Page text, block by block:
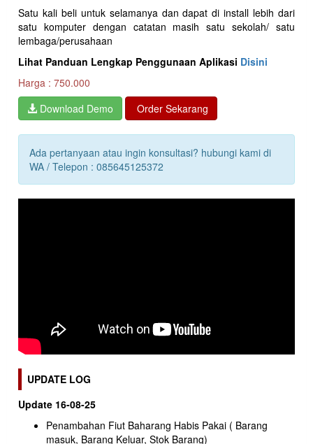
Satu kali beli untuk selamanya dan dapat di install lebih dari
satu komputer dengan catatan masih satu sekolah/ satu
lembaga/perusahaan
Lihat Panduan Lengkap Penggunaan Aplikasi Disini
Harga : 750.000
Download Demo
Order Sekarang
Ada pertanyaan atau ingin konsultasi? hubungi kami di
WA / Telepon : 085645125372
UPDATE LOG
Update 16-08-25
Penambahan Fiut Baharang Habis Pakai ( Barang
masuk, Barang Keluar, Stok Barang)